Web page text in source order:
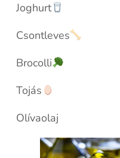
Joghurt
Csontleves
Brocolli
Tojás
Olívaolaj